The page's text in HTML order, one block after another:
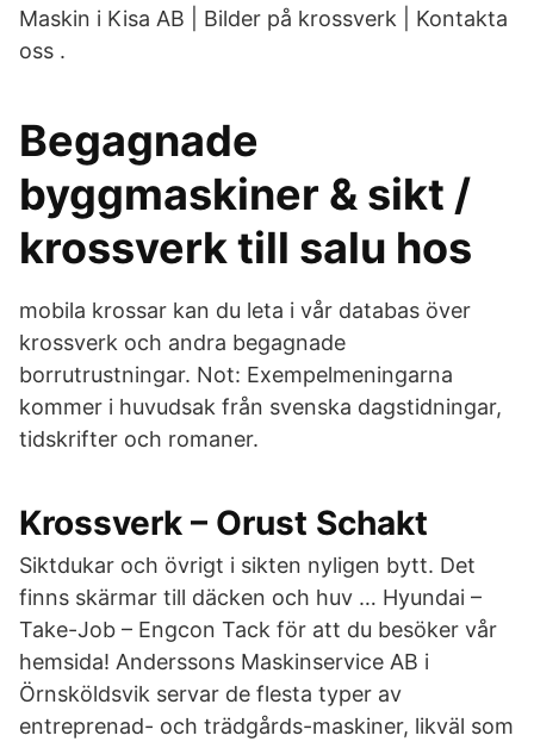
Maskin i Kisa AB | Bilder på krossverk | Kontakta
oss .
Begagnade
byggmaskiner & sikt /
krossverk till salu hos
mobila krossar kan du leta i vår databas över
krossverk och andra begagnade
borrutrustningar. Not: Exempelmeningarna
kommer i huvudsak från svenska dagstidningar,
tidskrifter och romaner.
Krossverk – Orust Schakt
Siktdukar och övrigt i sikten nyligen bytt. Det
finns skärmar till däcken och huv … Hyundai –
Take-Job – Engcon Tack för att du besöker vår
hemsida! Anderssons Maskinservice AB i
Örnsköldsvik servar de flesta typer av
entreprenad- och trädgårds-maskiner, likväl som